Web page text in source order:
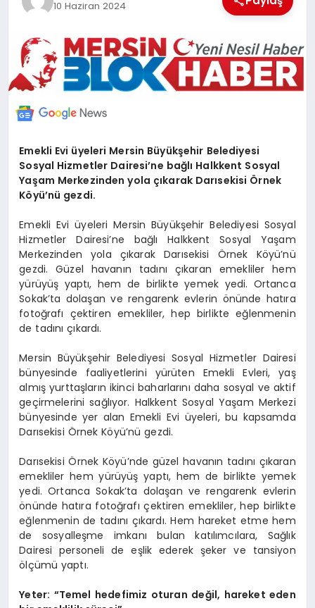
SPOR
ILETİŞİM
KÜNYE
10 Haziran 2024
Emekli Evi üyeleri Mersin Büyükşehir Belediyesi
Sosyal Hizmetler Dairesi’ne bağlı Halkkent Sosyal
Yaşam Merkezinden yola çıkarak Darısekisi Örnek
Köyü’nü gezdi.
Emekli Evi üyeleri Mersin Büyükşehir Belediyesi Sosyal
Hizmetler Dairesi’ne bağlı Halkkent Sosyal Yaşam
Merkezinden yola çıkarak Darısekisi Örnek Köyü’nü
gezdi. Güzel havanın tadını çıkaran emekliler hem
yürüyüş yaptı, hem de birlikte yemek yedi. Ortanca
Sokak’ta dolaşan ve rengarenk evlerin önünde hatıra
fotoğrafı çektiren emekliler, hep birlikte eğlenmenin
de tadını çıkardı.
Mersin Büyükşehir Belediyesi Sosyal Hizmetler Dairesi
bünyesinde faaliyetlerini yürüten Emekli Evleri, yaş
almış yurttaşların ikinci baharlarını daha sosyal ve aktif
geçirmelerini sağlıyor. Halkkent Sosyal Yaşam Merkezi
bünyesinde yer alan Emekli Evi üyeleri, bu kapsamda
Darısekisi Örnek Köyü’nü gezdi.
Darısekisi Örnek Köyü’nde güzel havanın tadını çıkaran
emekliler hem yürüyüş yaptı, hem de birlikte yemek
yedi. Ortanca Sokak’ta dolaşan ve rengarenk evlerin
önünde hatıra fotoğrafı çektiren emekliler, hep birlikte
eğlenmenin de tadını çıkardı. Hem hareket etme hem
de sosyalleşme imkanı bulan katılımcılara, Sağlık
Dairesi personeli de eşlik ederek şeker ve tansiyon
ölçümü yaptı.
Yeter: “Temel hedefimiz oturan değil, hareket eden